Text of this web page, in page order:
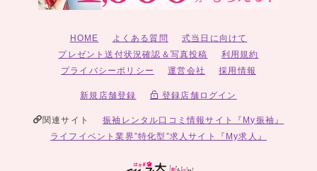
HOME よくある質問
式当日に向けて
プレゼント送付状況確認＆写真投稿
利用規約
プライバシーポリシー
運営会社 採用情報
新規店舗登録 登録店舗ログイン
関連サイト
振袖レンタル口コミ情報サイト『My振袖』
ライフイベント業界”特化型”求人サイト『My求人』